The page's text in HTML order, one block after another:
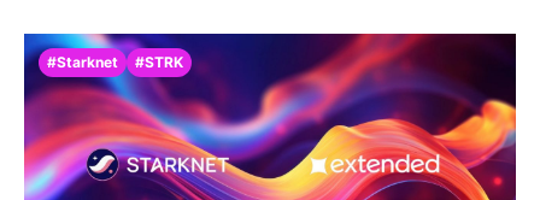
#Starknet #STRK